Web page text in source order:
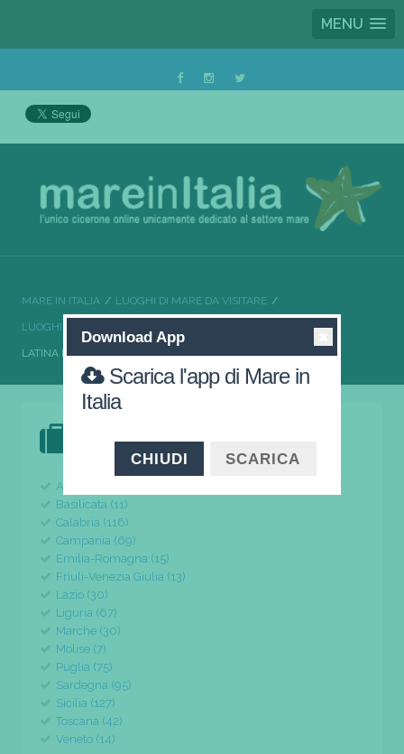
MENU
MARE IN ITALIA LUOGHI DI MARE DA VISITARE
LUOGHI DI MARE DA VISITARE LAZIO
LATINA LA CITTÀ GIOVANE DAL MARE INCANTEVOLE
Abruzzo (24)
Basilicata (11)
Calabria (116)
Campania (69)
Emilia-Romagna (15)
Friuli-Venezia Giulia (13)
Lazio (30)
Liguria (67)
Marche (30)
Molise (7)
Puglia (75)
Sardegna (95)
Sicilia (127)
Toscana (42)
Veneto (14)
Download App
Scarica l'app di Mare in
Italia
CHIUDI SCARICA